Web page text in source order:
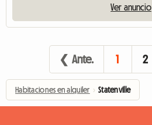
Ver anuncio
❮ Ante. 1 2
Habitaciones en alquiler › Statenville